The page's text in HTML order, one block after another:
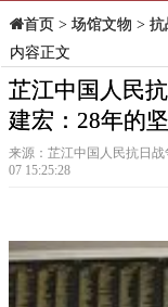
首页> 场馆文物 > 抗
内容正文
芷江中国人民
建宏：28年的
来源：芷江中国人民抗日
07 15:25:28